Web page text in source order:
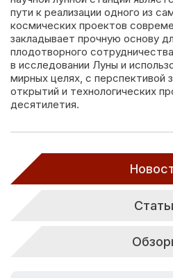
пути к реализации одного из
космических проектов
закладывает прочную основу
плодотворного
в исследовании Луны и
мирных целях, с перспективой
открытий и технологических
десятилетия.